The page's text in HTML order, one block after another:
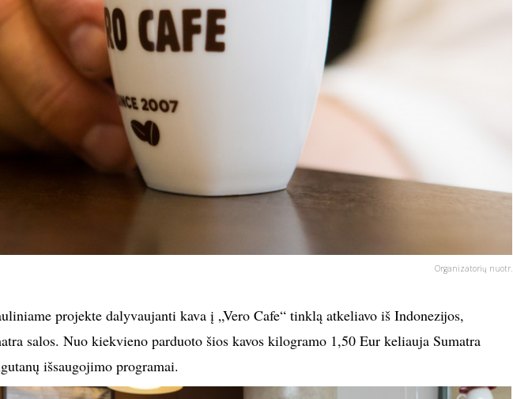
Organizatorių nuotr.
projekte dalyvaujanti kava į „Vero Cafe“ tinklą atkeliavo iš Indonezijos,
salos. Nuo kiekvieno parduoto šios kavos kilogramo 1,50 Eur keliauja Sumatra
išsaugojimo programai.